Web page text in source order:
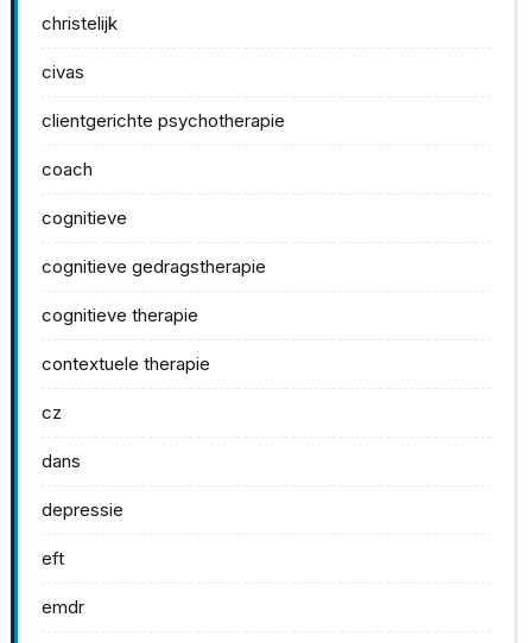
christelijk
civas
clientgerichte psychotherapie
coach
cognitieve
cognitieve gedragstherapie
cognitieve therapie
contextuele therapie
cz
dans
depressie
eft
emdr